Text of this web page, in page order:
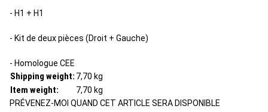
- H1 + H1
- Kit de deux pièces (Droit + Gauche)
- Homologue CEE
Shipping weight: 7,70 kg
Item weight: 7,70 kg
PRÉVENEZ-MOI QUAND CET ARTICLE SERA DISPONIBLE